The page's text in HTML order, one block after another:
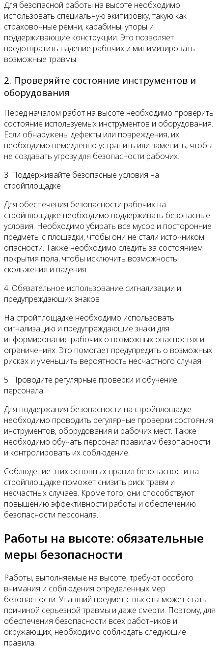
Для безопасной работы на высоте необходимо
использовать специальную экипировку, такую как
страховочные ремни, карабины, упоры и
поддерживающие конструкции. Это позволяет
предотвратить падение рабочих и минимизировать
возможные травмы.
2. Проверяйте состояние инструментов и
оборудования
Перед началом работ на высоте необходимо проверить
состояние используемых инструментов и оборудования.
Если обнаружены дефекты или повреждения, их
необходимо немедленно устранить или заменить, чтобы
не создавать угрозу для безопасности рабочих.
3. Поддерживайте безопасные условия на
стройплощадке
Для обеспечения безопасности рабочих на
стройплощадке необходимо поддерживать безопасные
условия. Необходимо убирать все мусор и посторонние
предметы с площадки, чтобы они не стали источником
опасности. Также необходимо следить за состоянием
покрытия пола, чтобы исключить возможность
скольжения и падения.
4. Обязательное использование сигнализации и
предупреждающих знаков
На стройплощадке необходимо использовать
сигнализацию и предупреждающие знаки для
информирования рабочих о возможных опасностях и
ограничениях. Это помогает предупредить о возможных
рисках и уменьшить вероятность несчастного случая.
5. Проводите регулярные проверки и обучение
персонала
Для поддержания безопасности на стройплощадке
необходимо проводить регулярные проверки состояния
инструментов, оборудования и рабочих мест. Также
необходимо обучать персонал правилам безопасности
и контролировать их соблюдение.
Соблюдение этих основных правил безопасности на
стройплощадке поможет снизить риск травм и
несчастных случаев. Кроме того, они способствуют
повышению эффективности работы и обеспечению
безопасности персонала.
Работы на высоте: обязательные
меры безопасности
Работы, выполняемые на высоте, требуют особого
внимания и соблюдения определенных мер
безопасности. Упавший предмет с высоты может стать
причиной серьезной травмы и даже смерти. Поэтому, для
обеспечения безопасности всех работников и
окружающих, необходимо соблюдать следующие
правила: